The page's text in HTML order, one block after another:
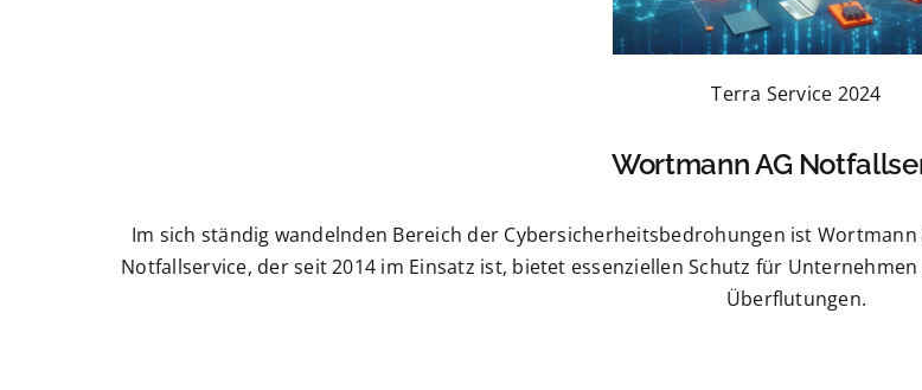
Terra Service 2024
Wortmann AG
Im sich ständig wandelnden Bereich der Cybersicherheitsbedrohungen ist
Notfallservice, der seit 2014 im Einsatz ist, bietet essenziellen Schutz für
Überflutungen.